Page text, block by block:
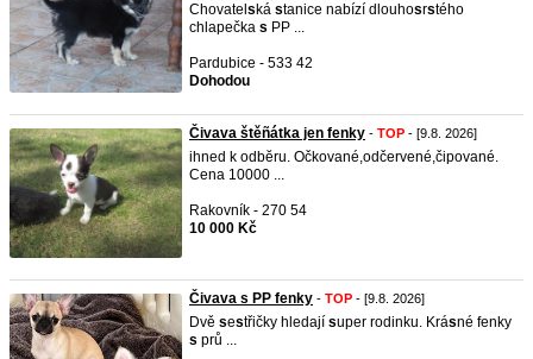
Chovatel ská stanice nabízí dlouhosrstého
chlapečka s PP ...
Pardubice - 533 42
Dohodou
Čivava štěñátka jen fenky - TOP - [9.8. 2026]
ihned k odbĕru. Očkované,odčervené,čipované.
Cena 10000 ...
Rakovník - 270 54
10 000 Kč
Čivava s PP fenky - TOP - [9.8. 2026]
Dvě sestřičky hledají super rodinku. Krásné fenky
s prů ...